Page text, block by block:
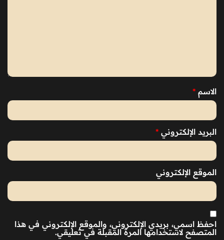
الاسم *
البريد الإلكتروني *
الموقع الإلكتروني
احفظ اسمي، بريدي الإلكتروني، والموقع الإلكتروني في هذا
المتصفح لاستخدامها المرة المقبلة في تعليقي.